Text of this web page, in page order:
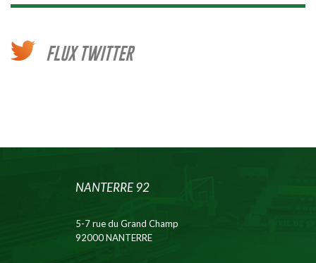
FLUX TWITTER
NANTERRE 92
5-7 rue du Grand Champ
92000 NANTERRE